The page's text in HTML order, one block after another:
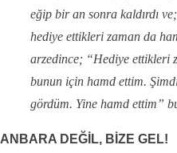
eğip bir an sonra kaldırdı
hediye ettikleri zaman da
arzedince; “Hediye ettikleri
bunun için hamd ettim.
gördüm. Yine hamd ettim”
ANBARA DEĞİL, BİZE GEL!